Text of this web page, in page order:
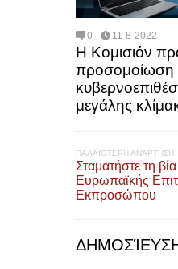
0 11-8-2022
Η Κομισιόν
προσομοίωση
μεγάλης
ΠΑΛΑΙΌΤΕΡΗ ΑΝΆΡΤΗΣΗ
Σταματήστε τη
Eυρωπαϊκής
Εκπροσώπου